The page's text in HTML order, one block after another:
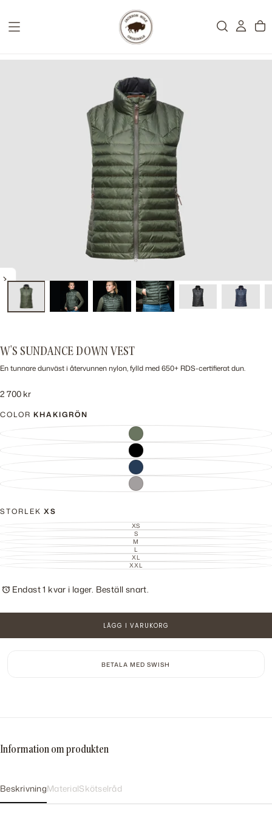
INNEHÅLL
W'S SUNDANCE DOWN VEST
En tunnare dunväst i återvunnen nylon, fylld med 650+ RDS-certifierat dun.
2
kr
Ordinarie
2 700 kr
COLOR KHAKIGRÖN
KHAKIGRÖN
VARIANT
SLUTSÅLD
ELLER
INTE
TILLGÄNGLIG
SVART
VARIANT
SLUTSÅLD
ELLER
INTE
TILLGÄNGLIG
MARINBLÅ
VARIANT
SLUTSÅLD
ELLER
INTE
TILLGÄNGLIG
GRÅTT
VARIANT
SLUTSÅLD
STORLEK XS
XSVARIANT
SLUTSÅLD
ELLER
INTE
TILLGÄNGLIG
SVARIANT
SLUTSÅLD
ELLER
INTE
TILLGÄNGLIG
MVARIANT
SLUTSÅLD
ELLER
INTE
TILLGÄNGLIG
LVARIANT
SLUTSÅLD
ELLER
INTE
XLVARIANT
SLUTSÅLD
ELLER
XXLVARIANT
TILLGÄNGLIG
Endast 1 kvar i lager. Beställ snart.
LÄGG I VARUKORG
BETALA MED SWISH
Information om produkten
BeskrivningMaterialSkötselråd